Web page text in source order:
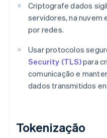
Criptografe dados
servidores, na nuvem
por redes.
Usar protocolos
Security (TLS)para
comunicação e
dados transmitidos
Tokenização